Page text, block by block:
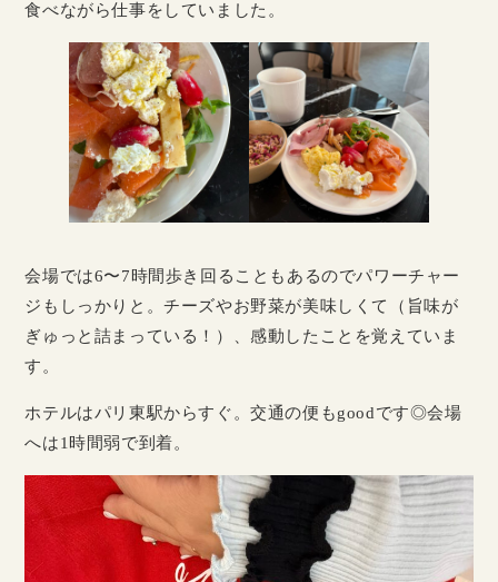
食べながら仕事をしていました。
会場では6〜7時間歩き回ることもあるのでパワーチャー
ジもしっかりと。チーズやお野菜が美味しくて（旨味が
ぎゅっと詰まっている！）、感動したことを覚えていま
す。
ホテルはパリ東駅からすぐ。交通の便もgoodです◎会場
へは1時間弱で到着。